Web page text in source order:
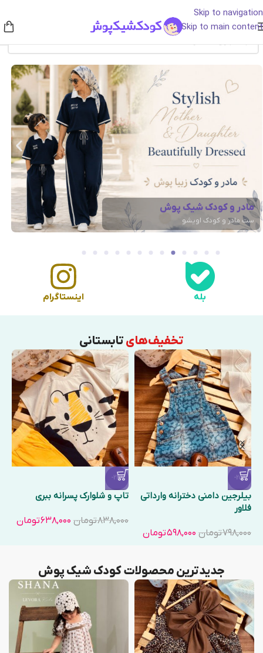
Skip to navigation
Skip to main content
لباس خانگی لاکچری
ست لباس خواب دخترانه لاکچری
بله اینستاگرام
تخفیف‌هایتابستانی
-25%
بیلرجین دامنی دخترانه وارداتی
فلاور
۷۹۸,۰۰۰تومان ۵۹۸,۰۰۰تومان
-24%
تاپ و شلوارک پسرانه ببری
۸۳۸,۰۰۰تومان ۶۳۸,۰۰۰تومان
جدیدترین محصولات کودک شیک پوش